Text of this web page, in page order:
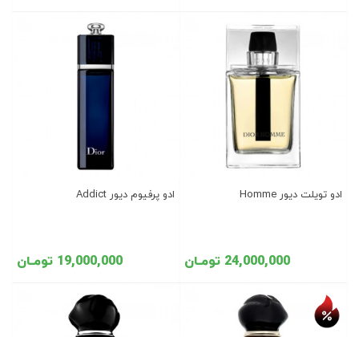
ادو تویلت دیور Homme
24,000,000 تومـان
ادو پرفیوم دیور Addict
19,000,000 تومـان